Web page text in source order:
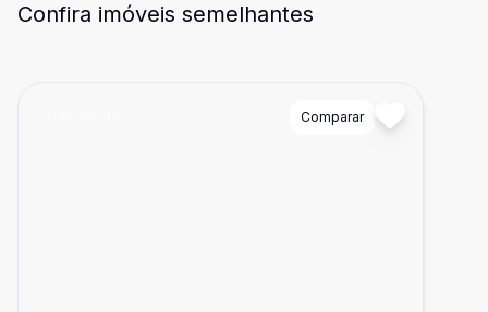
Confira imóveis semelhantes
Comparar